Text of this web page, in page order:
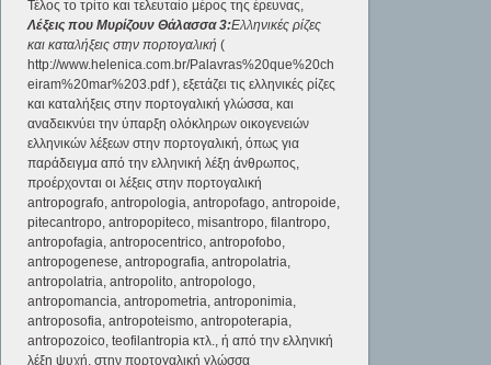
Τέλος το τρίτο και τελευταίο μέρος της έρευνας,
Λέξεις που Μυρίζουν Θάλασσα 3:Ελληνικές ρίζες
και καταλήξεις στην πορτογαλική (
http://www.helenica.com.br/Palavras%20que%20ch
eiram%20mar%203.pdf ), εξετάζει τις ελληνικές ρίζες
και καταλήξεις στην πορτογαλική γλώσσα, και
αναδεικνύει την ύπαρξη ολόκληρων οικογενειών
ελληνικών λέξεων στην πορτογαλική, όπως για
παράδειγμα από την ελληνική λέξη άνθρωπος,
προέρχονται οι λέξεις στην πορτογαλική
antropografo, antropologia, antropofago, antropoide,
pitecantropo, antropopiteco, misantropo, filantropo,
antropofagia, antropocentrico, antropofobo,
antropogenese, antropografia, antropolatria,
antropolatria, antropolito, antropologo,
antropomancia, antropometria, antroponimia,
antroposofia, antropoteismo, antropoterapia,
antropozoico, teofilantropia κτλ., ή από την ελληνική
λέξη ψυχή, στην πορτογαλική γλώσσα